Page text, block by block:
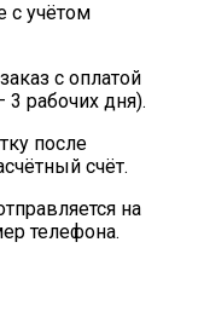
с учётом
с оплатой
3 рабочих дня).
после
счёт.
на
телефона.